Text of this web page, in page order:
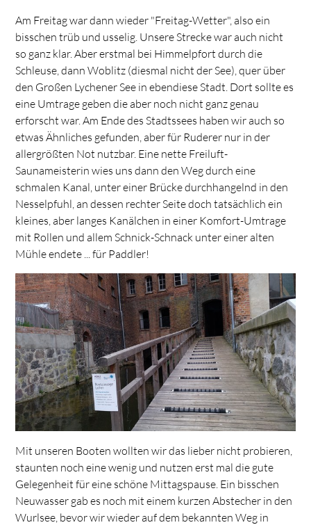
Am Freitag war dann wieder "Freitag-Wetter", also ein
bisschen trüb und usselig. Unsere Strecke war auch nicht
so ganz klar. Aber erstmal bei Himmelpfort durch die
Schleuse, dann Woblitz (diesmal nicht der See), quer über
den Großen Lychener See in ebendiese Stadt. Dort sollte es
eine Umtrage geben die aber noch nicht ganz genau
erforscht war. Am Ende des Stadtssees haben wir auch so
etwas Ähnliches gefunden, aber für Ruderer nur in der
allergrößten Not nutzbar. Eine nette Freiluft-
Saunameisterin wies uns dann den Weg durch eine
schmalen Kanal, unter einer Brücke durchhangelnd in den
Nesselpfuhl, an dessen rechter Seite doch tatsächlich ein
kleines, aber langes Kanälchen in einer Komfort-Umtrage
mit Rollen und allem Schnick-Schnack unter einer alten
Mühle endete ... für Paddler!
Mit unseren Booten wollten wir das lieber nicht probieren,
staunten noch eine wenig und nutzen erst mal die gute
Gelegenheit für eine schöne Mittagspause. Ein bisschen
Neuwasser gab es noch mit einem kurzen Abstecher in den
Wurlsee, bevor wir wieder auf dem bekannten Weg in